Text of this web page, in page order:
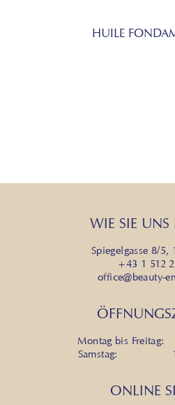
HUILE
WIE SIE UNS
Spiegelgasse 8/5,
+43 1 512
office@beauty-
Montag bis Freitag:
Samstag:
ONLINE